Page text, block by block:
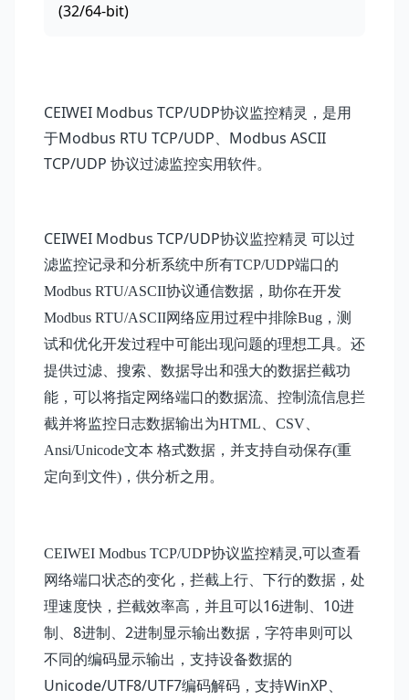
(32/64-bit)
CEIWEI Modbus TCP/UDP协议监控精灵，是用
于Modbus RTU TCP/UDP、Modbus ASCII
TCP/UDP 协议过滤监控实用软件。
CEIWEI Modbus TCP/UDP协议监控精灵 可以过
滤监控记录和分析系统中所有TCP/UDP端口的
Modbus RTU/ASCII协议通信数据，助你在开发
Modbus RTU/ASCII网络应用过程中排除Bug，测
试和优化开发过程中可能出现问题的理想工具。还
提供过滤、搜索、数据导出和强大的数据拦截功
能，可以将指定网络端口的数据流、控制流信息拦
截并将监控日志数据输出为HTML、CSV、
Ansi/Unicode文本 格式数据，并支持自动保存(重
定向到文件)，供分析之用。
CEIWEI Modbus TCP/UDP协议监控精灵 ,可以查看
网络端口状态的变化，拦截上行、下行的数据，处
理速度快，拦截效率高，并且可以16进制、 10进
制、 8进制、 2进制显示输出数据，字符串则可以
不同的编码显示输出，支持设备数据的
Unicode/UTF8/UTF7编码解码 ，支持WinXP、